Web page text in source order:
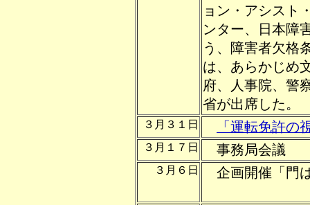
ョン・アシスト
ンター、日本障
う、障害者欠格
は、あらかじめ
府、人事院、警
省が出席した。
３月３１日 「運転免許の
３月１７日 事務局会議
３月６日
企画開催「門